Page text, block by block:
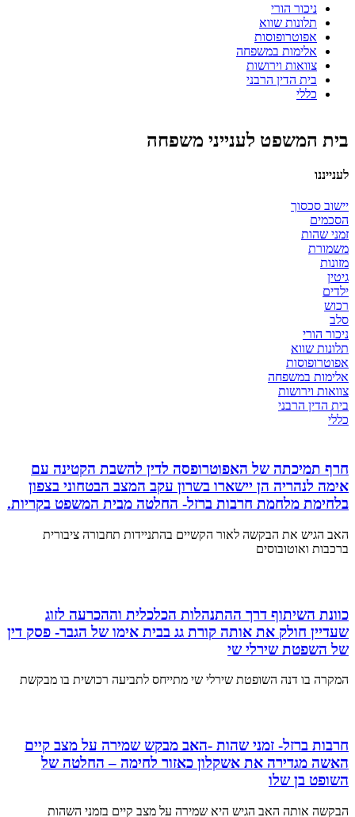
ניכור הורי
תלונות שווא
אפוטרופוסות
אלימות במשפחה
צוואות וירושות
בית הדין הרבני
כללי
בית המשפט לענייני משפחה
לענייננו
יישוב סכסוך
הסכמים
זמני שהות
משמורת
מזונות
גיטין
ילדים
רכוש
סלב
ניכור הורי
תלונות שווא
אפוטרופוסות
אלימות במשפחה
צוואות וירושות
בית הדין הרבני
כללי
חרף תמיכתה של האפוטרופסה לדין להשבת הקטינה עם
אימה לנהריה הן יישארו בשרון עקב המצב הבטחוני בצפון
בלחימת מלחמת חרבות ברזל- החלטה מבית המשפט בקריות.
האב הגיש את הבקשה לאור הקשיים בהתניידות תחבורה ציבורית
ברכבות ואוטובוסים
כוונת השיתוף דרך ההתנהלות הכלכלית וההכרעה לזוג
שעדיין חולק את אותה קורת גג בבית אימו של הגבר- פסק דין
של השפטת שירלי שי
המקרה בו דנה השופטת שירלי שי מתייחס לתביעה רכושית בו מבקשת
חרבות ברזל- זמני שהות -האב מבקש שמירה על מצב קיים
האשה מגדירה את אשקלון כאזור לחימה – החלטה של
השופט בן שלו
הבקשה אותה האב הגיש היא שמירה על מצב קיים בזמני השהות